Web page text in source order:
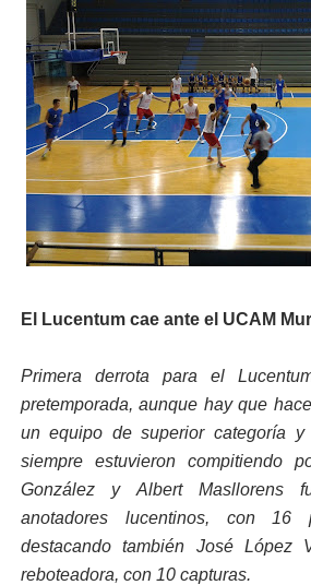
El Lucentum cae ante el UCAM
Primera derrota para el
pretemporada, aunque hay que
un equipo de superior categoría
siempre estuvieron compitiendo
González y Albert Masllorens
anotadores lucentinos, con 16
destacando también José López
reboteadora, con 10 capturas.